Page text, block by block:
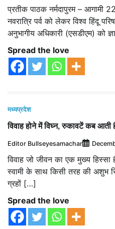
प्रतीक पाठक नर्मदापुरम – आगामी
नवरात्रि पर्व को लेकर विश्व हिंदू
अनुभागीय अधिकारी (एसडीएम) को
Spread the love
मध्यप्रदेश
विवाह होने में विघ्न, रुकावटें कब आती
Editor Bullseyesamachar
विवाह जो जीवन का एक मुख्य
स्वामी के साथ किसी तरह की अशुभ
ग्रहों […]
Spread the love